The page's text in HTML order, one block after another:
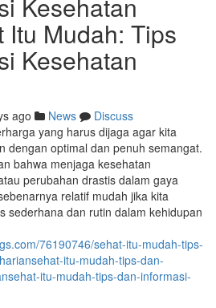
Itu Mudah: Tips
Kesehatan
ago News
Discuss
yang harus dijaga agar kita
dengan optimal dan penuh semangat.
bahwa menjaga kesehatan
perubahan drastis dalam gaya
relatif mudah jika kita
sederhana dan rutin dalam kehidupan
76190746/sehat-itu-mudah-tips-
itu-mudah-tips-dan-
itu-mudah-tips-dan-informasi-